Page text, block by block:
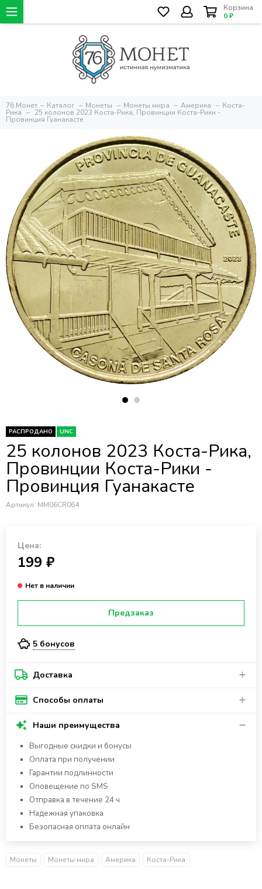
Корзина
0 ₽
76 Монет Каталог Монеты Монеты мира Америка Коста-
Рика 25 колонов 2023 Коста-Рика, Провинции Коста-Рики -
Провинция Гуанакасте
РАСПРОДАНО UNC
25 колонов 2023 Коста-Рика,
Провинции Коста-Рики -
Провинция Гуанакасте
Артикул: MM06CR064
Цена:
199 ₽
Предзаказ
5 бонусов
Доставка
Способы оплаты
Наши преимущества
Выгодные скидки и бонусы
Оплата при получении
Гарантии подлинности
Оповещение по SMS
Отправка в течение 24 ч
Надежная упаковка
Безопасная оплата онлайн
Монеты Монеты мира Америка Коста-Рика